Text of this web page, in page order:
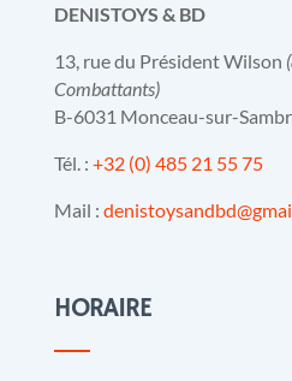
DENISTOYS & BD
13, rue du Président Wilson
Combattants)
B-6031 Monceau-sur-
Tél. : +32 (0) 485 21 55 75
Mail :
HORAIRE